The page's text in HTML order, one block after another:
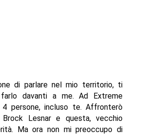
di parlare nel mio territorio, ti
davanti a me. Ad Extreme
4 persone, incluso te. Affronterò
Lesnar e questa, vecchio
Ma ora non mi preoccupo di